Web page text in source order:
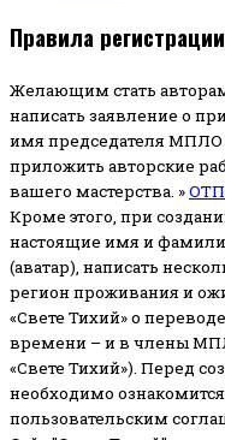
Правила регистрации
Желающим стать
написать заявление о
имя председателя МПЛО
приложить авторские
вашего мастерства. »
Кроме этого, при
настоящие имя и
(аватар), написать
регион проживания и
«Свете Тихий» о
времени – и в члены
«Свете Тихий»). Перед
необходимо
пользовательским